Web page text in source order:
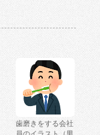
歯磨きをする会社